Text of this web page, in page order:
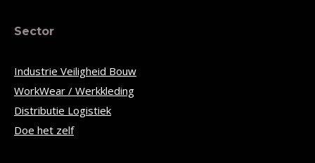
Sector
Industrie Veiligheid Bouw
WorkWear / Werkkleding
Distributie Logistiek
Doe het zelf